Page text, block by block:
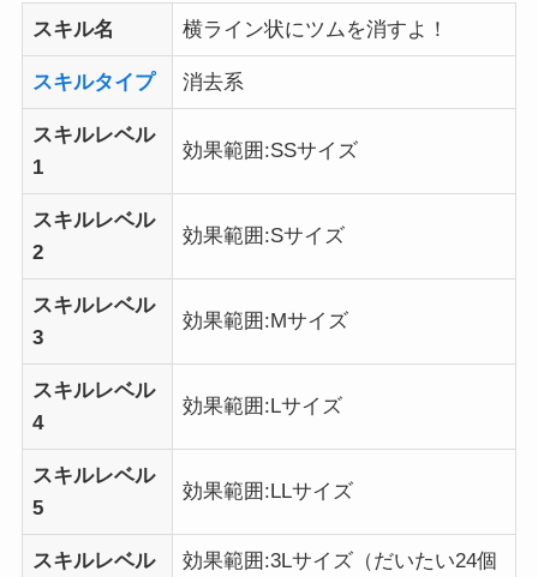
スキル名 横ライン状にツムを消すよ！
スキルタイプ 消去系
スキルレベル
1
効果範囲:SSサイズ
スキルレベル
2
効果範囲:Sサイズ
スキルレベル
3
効果範囲:Mサイズ
スキルレベル
4
効果範囲:Lサイズ
スキルレベル
5
効果範囲:LLサイズ
スキルレベル 効果範囲:3Lサイズ（だいたい24個